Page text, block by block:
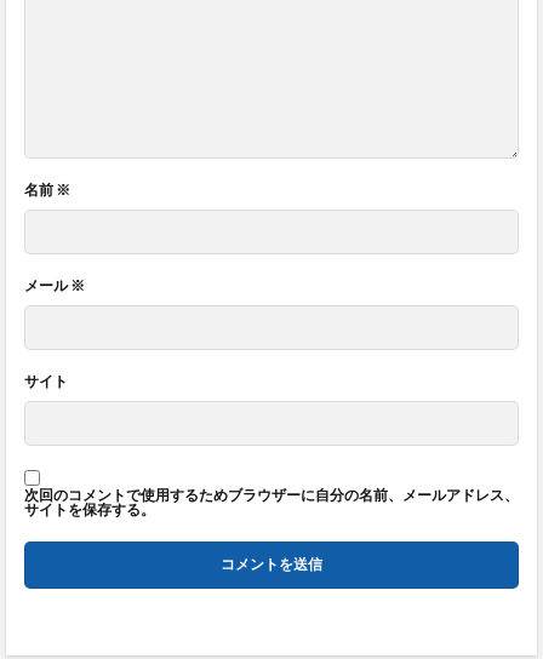
名前 ※
メール※
サイト
次回のコメントで使用するためブラウザーに自分の名前、メールアドレス、
サイトを保存する。